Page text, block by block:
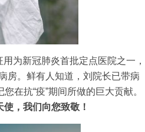
为新冠肺炎首批定点医院之一，
房。鲜有人知道，刘院长已带病
在抗“疫”期间所做的巨大贡献。
，我们向您致敬！